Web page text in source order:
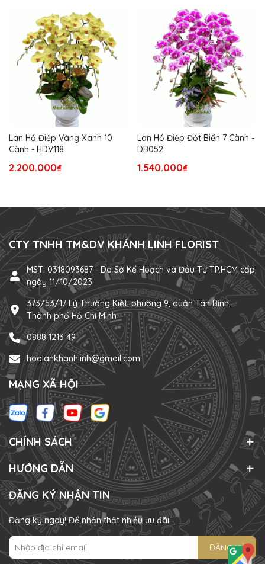
Lan Hồ Điệp Vàng Xanh 10
Cành - HDV118
2.200.000₫
Lan Hồ Điệp Đột Biến 7 Cành -
DB052
1.540.000₫
CTY TNHH TM&DV KHÁNH LINH FLORIST
MST: 0318093687 - Do Sở Kế Hoạch và Đầu Tư TP.HCM cấp
ngày 11/10/2023
373/53/17 Lý Thường Kiệt, phường 9, quận Tân Bình,
Thành phố Hồ Chí Minh
0888 1213 49
hoalankhanhlinh@gmail.com
MẠNG XÃ HỘI
CHÍNH SÁCH
HƯỚNG DẪN
ĐĂNG KÝ NHẬN TIN
Đăng ký ngay! Để nhận thật nhiều ưu đãi
ĐĂNG KÝ